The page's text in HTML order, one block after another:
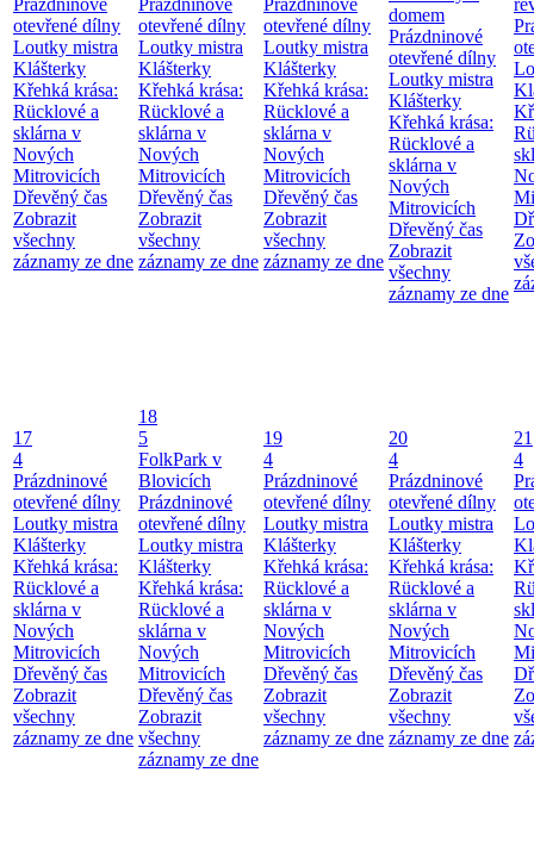
Prázdninové
otevřené dílny
Loutky mistra
Klášterky
Křehká krása:
Rücklové a
sklárna v
Nových
Mitrovicích
Dřevěný čas
Zobrazit
všechny
záznamy ze dne
Prázdninové
otevřené dílny
Loutky mistra
Klášterky
Křehká krása:
Rücklové a
sklárna v
Nových
Mitrovicích
Dřevěný čas
Zobrazit
všechny
záznamy ze dne
Prázdninové
otevřené dílny
Loutky mistra
Klášterky
Křehká krása:
Rücklové a
sklárna v
Nových
Mitrovicích
Dřevěný čas
Zobrazit
všechny
záznamy ze dne
domem
Prázdninové
otevřené dílny
Loutky mistra
Klášterky
Křehká krása:
Rücklové a
sklárna v
Nových
Mitrovicích
Dřevěný čas
Zobrazit
všechny
záznamy ze dne
17
4
Prázdninové
otevřené dílny
Loutky mistra
Klášterky
Křehká krása:
Rücklové a
sklárna v
Nových
Mitrovicích
Dřevěný čas
Zobrazit
všechny
záznamy ze dne
18
5
FolkPark v
Blovicích
Prázdninové
otevřené dílny
Loutky mistra
Klášterky
Křehká krása:
Rücklové a
sklárna v
Nových
Mitrovicích
Dřevěný čas
Zobrazit
všechny
záznamy ze dne
19
4
Prázdninové
otevřené dílny
Loutky mistra
Klášterky
Křehká krása:
Rücklové a
sklárna v
Nových
Mitrovicích
Dřevěný čas
Zobrazit
všechny
záznamy ze dne
20
4
Prázdninové
otevřené dílny
Loutky mistra
Klášterky
Křehká krása:
Rücklové a
sklárna v
Nových
Mitrovicích
Dřevěný čas
Zobrazit
všechny
záznamy ze dne
21
4